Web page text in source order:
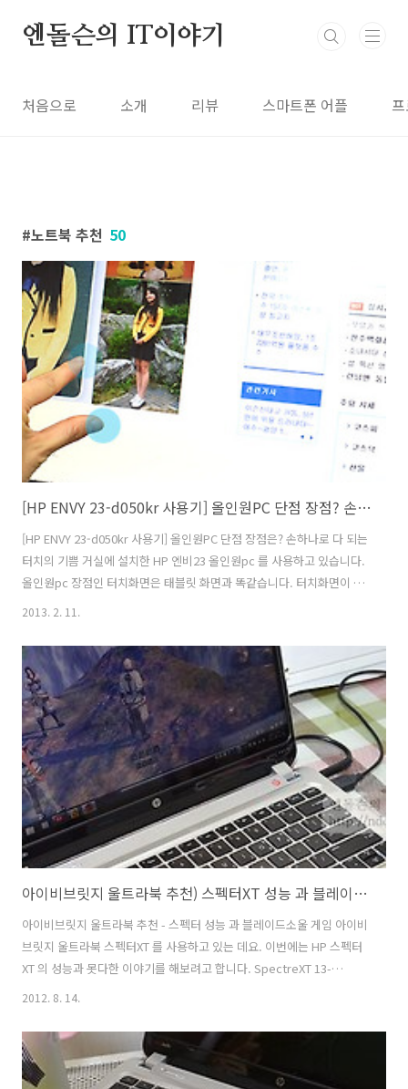
엔돌슨의 IT이야기
처음으로 소개 리뷰 스마트폰 어플
노트북 추천 50
[HP ENVY 23-d050kr 사용기] 올인원PC 단점 장점? 손하나로 다 되는 터치의 기쁨
[HP ENVY 23-d050kr 사용기] 올인원PC 단점 장점은? 손하나로 다 되는
터치의 기쁨 거실에 설치한 HP 엔비23 올인원pc 를 사용하고 있습니다.
올인원pc 장점인 터치화면은 태블릿 화면과 똑같습니다. 터치화면이 태
블릿보다 큰 23인치 모니터라 시원한 느낌은 있습니다. 터치가 되면 마
습니다. 어플을 사용할 때는 태블릿 앞에서 손으로 터치로 사용하지만 컴
퓨터 작업을 할때는 올인원pc 도 똑같이 무선 키보드, 무선 마우스로 사
용하고 있습니다. 다만 올인원pc 장점인 복잡한 선과 별도의 큰 본체가
필요 없다는 장점이 있습니다. 올인원pc 단점으로는 HDMI 별도 단자가
있지는 않아 모니터 확장에 아쉬운 점이 있습니다. 듀얼 모..
2013. 2. 11.
아이비브릿지 울트라북 추천) 스펙터XT 성능 과 블레이드소울 게임
아이비브릿지 울트라북 추천 - 스펙터 성능 과 블레이드소울 게임 아이비
브릿지 울트라북 스펙터XT 를 사용하고 있는 데요. 이번에는 HP 스펙터
XT 의 성능과 못다한 이야기를 해보려고 합니다. SpectreXT 13-
2011TU는 i7-3517U 로 인텔의 최신 CPU 를 사용하기 때문에 성능이 좋
코딩 작업에서도 빠른 속도를 보여 줍니다. 직접 체감하면서 느껴 보니
스펙터 XT 로 장시간 게임을 하게 되면 후면에서는 열이 많이 났습니다.
키보드에 많은 열이 나는 것은 아니라서 울트라북을 구매하실 때 전문 블
2012. 8. 14.